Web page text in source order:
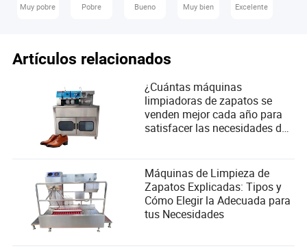
Muy pobre Pobre Bueno Muy bien Excelente
Artículos relacionados
¿Cuántas máquinas
limpiadoras de zapatos se
venden mejor cada año para
satisfacer las necesidades de
Máquinas de Limpieza de
Zapatos Explicadas: Tipos y
Cómo Elegir la Adecuada para
tus Necesidades